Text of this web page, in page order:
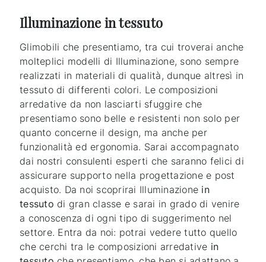
Illuminazione in tessuto
Glimobili che presentiamo, tra cui troverai anche
molteplici modelli di Illuminazione, sono sempre
realizzati in materiali di qualità, dunque altresì in
tessuto di differenti colori. Le composizioni
arredative da non lasciarti sfuggire che
presentiamo sono belle e resistenti non solo per
quanto concerne il design, ma anche per
funzionalità ed ergonomia. Sarai accompagnato
dai nostri consulenti esperti che saranno felici di
assicurare supporto nella progettazione e post
acquisto. Da noi scoprirai Illuminazione in
tessuto di gran classe e sarai in grado di venire
a conoscenza di ogni tipo di suggerimento nel
settore. Entra da noi: potrai vedere tutto quello
che cerchi tra le composizioni arredative in